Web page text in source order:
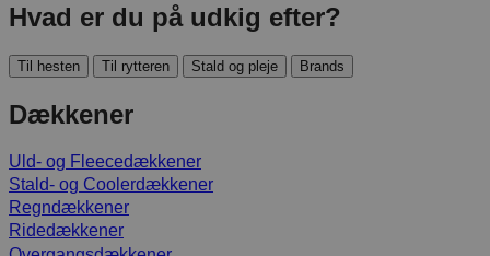
Hvad er du på udkig efter?
Til hesten Til rytteren Stald og pleje Brands
Dækkener
Uld- og Fleecedækkener
Stald- og Coolerdækkener
Regndækkener
Ridedækkener